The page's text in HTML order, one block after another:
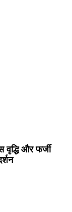
वृद्धि और फर्जी